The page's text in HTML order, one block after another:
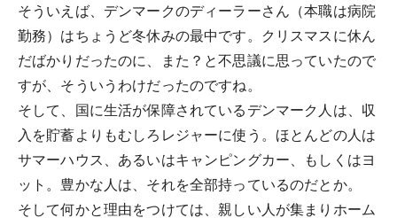
そういえば、デンマークのディーラーさん（本職は病院
勤務）はちょうど冬休みの最中です。クリスマスに休ん
だばかりだったのに、また？と不思議に思っていたので
すが、そういうわけだったのですね。
そして、国に生活が保障されているデンマーク人は、収
入を貯蓄よりもむしろレジャーに使う。ほとんどの人は
サマーハウス、あるいはキャンピングカー、もしくはヨ
ット。豊かな人は、それを全部持っているのだとか。
そして何かと理由をつけては、親しい人が集まりホーム